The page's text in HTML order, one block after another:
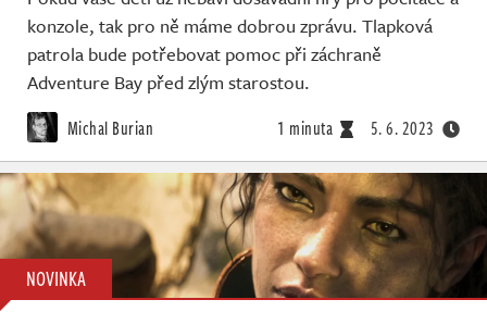
konzole, tak pro ně máme dobrou zprávu. Tlapková
patrola bude potřebovat pomoc při záchraně
Adventure Bay před zlým starostou.
Michal Burian 1 minuta 5. 6. 2023
NOVINKA